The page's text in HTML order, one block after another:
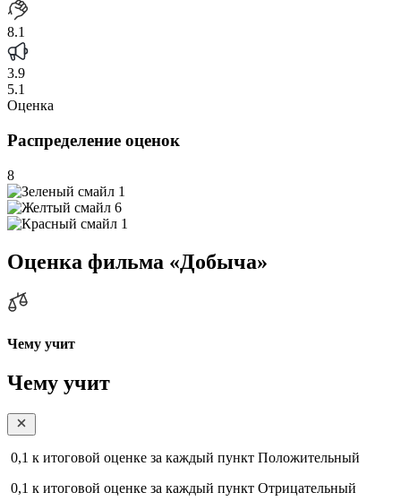
8.1
3.9
5.1
Оценка
Распределение оценок
8
1
6
1
Оценка фильма «Добыча»
Чему учит
Чему учит
0,1 к итоговой оценке за каждый пункт Положительный
0,1 к итоговой оценке за каждый пункт Отрицательный